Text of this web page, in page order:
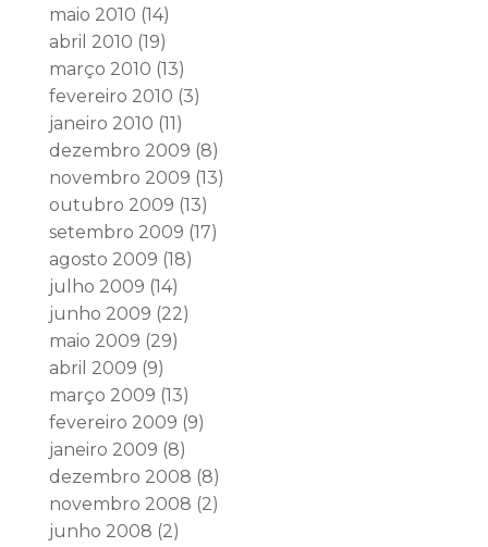
maio 2010 (14)
abril 2010 (19)
março 2010 (13)
fevereiro 2010 (3)
janeiro 2010 (11)
dezembro 2009 (8)
novembro 2009 (13)
outubro 2009 (13)
setembro 2009 (17)
agosto 2009 (18)
julho 2009 (14)
junho 2009 (22)
maio 2009 (29)
abril 2009 (9)
março 2009 (13)
fevereiro 2009 (9)
janeiro 2009 (8)
dezembro 2008 (8)
novembro 2008 (2)
junho 2008 (2)